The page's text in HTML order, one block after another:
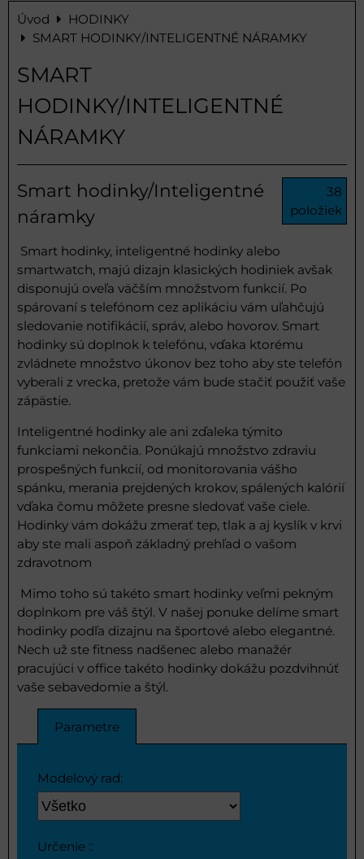
Úvod
HODINKY
SMART HODINKY/INTELIGENTNÉ NÁRAMKY
SMART
HODINKY/INTELIGENTNÉ
NÁRAMKY
Smart hodinky/Inteligentné
náramky
38
položiek
Smart hodinky, inteligentné hodinky alebo
smartwatch, majú dizajn klasických hodiniek avšak
disponujú oveľa väčším množstvom funkcií. Po
spárovaní s telefónom cez aplikáciu vám uľahčujú
sledovanie notifikácií, správ, alebo hovorov. Smart
hodinky sú doplnok k telefónu, vďaka ktorému
zvládnete množstvo úkonov bez toho aby ste telefón
vyberali z vrecka, pretože vám bude stačiť použiť vaše
zápästie.
Inteligentné hodinky ale ani zďaleka týmito
funkciami nekončia. Ponúkajú množstvo zdraviu
prospešných funkcií, od monitorovania vášho
spánku, merania prejdených krokov, spálených kalórií
vďaka čomu môžete presne sledovať vaše ciele.
Hodinky vám dokážu zmerať tep, tlak a aj kyslík v krvi
aby ste mali aspoň základný prehľad o vašom
zdravotnom
Mimo toho sú takéto smart hodinky veľmi pekným
doplnkom pre váš štýl. V našej ponuke delíme smart
hodinky podľa dizajnu na športové alebo elegantné.
Nech už ste fitness nadšenec alebo manažér
pracujúci v office takéto hodinky dokážu pozdvihnúť
vaše sebavedomie a štýl.
Parametre
Modelový rad:
Určenie ::